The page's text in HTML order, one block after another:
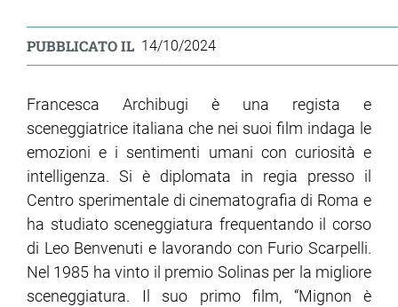
PUBBLICATO IL 14/10/2024
Francesca Archibugi è una regista e
sceneggiatrice italiana che nei suoi film indaga le
emozioni e i sentimenti umani con curiosità e
intelligenza. Si è diplomata in regia presso il
Centro sperimentale di cinematografia di Roma e
ha studiato sceneggiatura frequentando il corso
di Leo Benvenuti e lavorando con Furio Scarpelli.
Nel 1985 ha vinto il premio Solinas per la migliore
sceneggiatura. Il suo primo film, “Mignon è